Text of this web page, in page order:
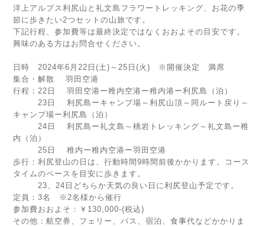
洋上アルプス利尻山と礼文島フラワートレッキング、お花の季
節に歩きたい2つセットの山旅です。
下記行程、参加費等は最終決定ではなくおおよその目安です。
興味のある方はお問合せください。
日時 2024年6月22日(土)～25日(火) ※開催決定 満席
集合・解散 羽田空港
行程：22日 羽田空港ー稚内空港ー稚内港ー利尻島（泊）
23日 利尻島ーキャンプ場～利尻山頂～同ルート戻り～
キャンプ場ー利尻島（泊）
24日 利尻島ー礼文島～桃岩トレッキング～礼文島ー稚
内（泊）
25日 稚内ー稚内空港ー羽田空港
歩行：利尻登山の日は、行動時間9時間前後かかります。コース
タイムのペースを目安に歩きます。
23、24日どちらか天気の良い日に利尻登山予定です。
定員：3名 ※2名様から催行
参加費おおよそ：￥130,000-(税込)
その他：航空券、フェリー、バス、宿泊、食事代などかかりま